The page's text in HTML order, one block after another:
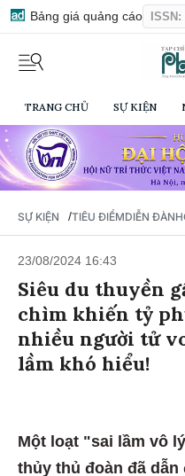
Bảng giá quảng cáo
TRANG CHỦ SỰ KIỆN
SỰ KIỆN /TIÊU ĐIỂMDIỄN ĐÀN
23/08/2024 16:43
Siêu du thuyền
chìm khiến tỷ
nhiều người tử
lầm khó hiểu!
Một loạt "sai lầm vô
thủy thủ đoàn đã dẫn